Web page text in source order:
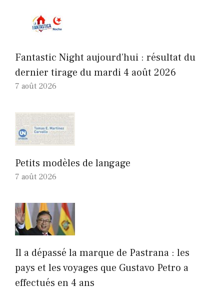
Fantastic Night aujourd’hui : résultat du
dernier tirage du mardi 4 août 2026
7 août 2026
Petits modèles de langage
7 août 2026
Il a dépassé la marque de Pastrana : les
pays et les voyages que Gustavo Petro a
effectués en 4 ans